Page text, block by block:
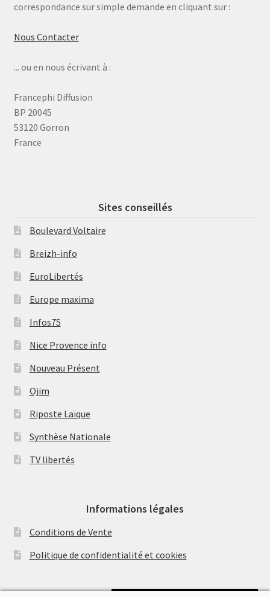
correspondance sur simple demande en cliquant sur :
Nous Contacter
... ou en nous écrivant à :
Francephi Diffusion
BP 20045
53120 Gorron
France
Sites conseillés
Boulevard Voltaire
Breizh-info
EuroLibertés
Europe maxima
Infos75
Nice Provence info
Nouveau Présent
Ojim
Riposte Laïque
Synthèse Nationale
TV libertés
Informations légales
Conditions de Vente
Politique de confidentialité et cookies